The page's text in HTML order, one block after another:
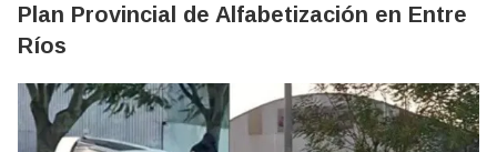
Plan Provincial de Alfabetización en Entre
Ríos